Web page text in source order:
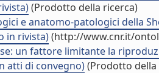
(Prodotto della ricerca)
e anatomo-patologici della
in rivista)(http://www.cnr.it/
un fattore limitante la
atti di convegno)(Prodotto della